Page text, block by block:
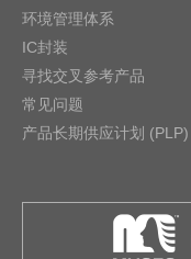
环境管理体系
IC封装
寻找交叉参考产品
常见问题
产品长期供应计划 (PLP)